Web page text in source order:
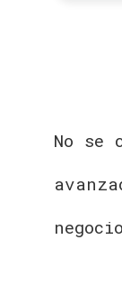
No se